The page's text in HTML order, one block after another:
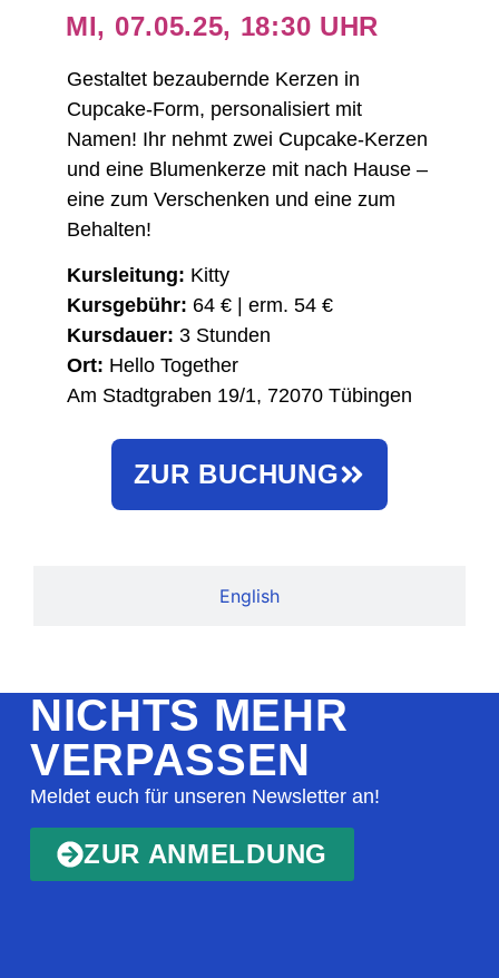
English
MI, 07.05.25, 18:30 UHR
Gestaltet bezaubernde Kerzen in
Cupcake-Form, personalisiert mit
Namen! Ihr nehmt zwei Cupcake-Kerzen
und eine Blumenkerze mit nach Hause –
eine zum Verschenken und eine zum
Behalten!
Kursleitung: Kitty
Kursgebühr: 64 € | erm. 54 €
Kursdauer: 3 Stunden
Ort: Hello Together
Am Stadtgraben 19/1, 72070 Tübingen
ZUR BUCHUNG
NICHTS MEHR
VERPASSEN
Meldet euch für unseren Newsletter an!
ZUR ANMELDUNG